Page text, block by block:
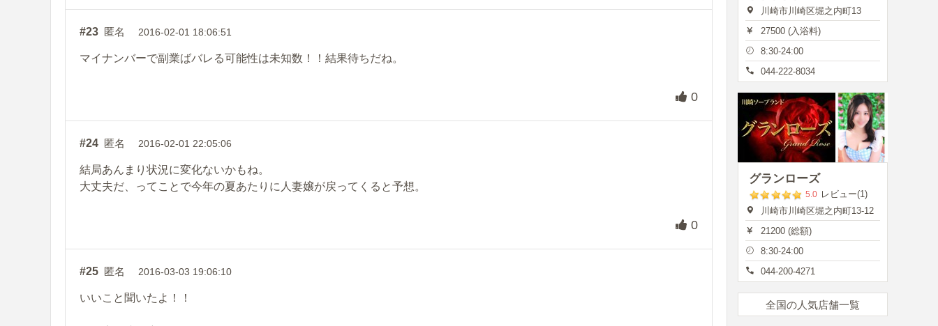
#23 匿名 2016-02-01 18:06:51
マイナンバーで副業ばバレる可能性は未知数！！結果待ちだね。
0
#24 匿名 2016-02-01 22:05:06
結局あんまり状況に変化ないかもね。
大丈夫だ、ってことで今年の夏あたりに人妻嬢が戻ってくると予想。
0
#25 匿名 2016-03-03 19:06:10
いいこと聞いたよ！！
川崎市川崎区堀之内町13
27500 (入浴料)
8:30-24:00
044-222-8034
グランローズ
5.0 レビュー(1)
川崎市川崎区堀之内町13-12
21200 (総額)
8:30-24:00
044-200-4271
全国の人気店舗一覧